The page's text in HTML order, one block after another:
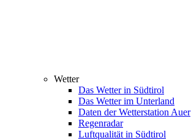
Wetter
Das Wetter in Südtirol
Das Wetter im Unterland
Daten der Wetterstation Auer
Regenradar
Luftqualität in Südtirol